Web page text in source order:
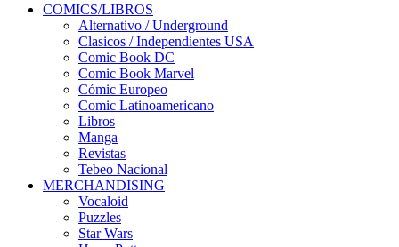
COMICS/LIBROS
Alternativo / Underground
Clasicos / Independientes USA
Comic Book DC
Comic Book Marvel
Cómic Europeo
Comic Latinoamericano
Libros
Manga
Revistas
Tebeo Nacional
MERCHANDISING
Vocaloid
Puzzles
Star Wars